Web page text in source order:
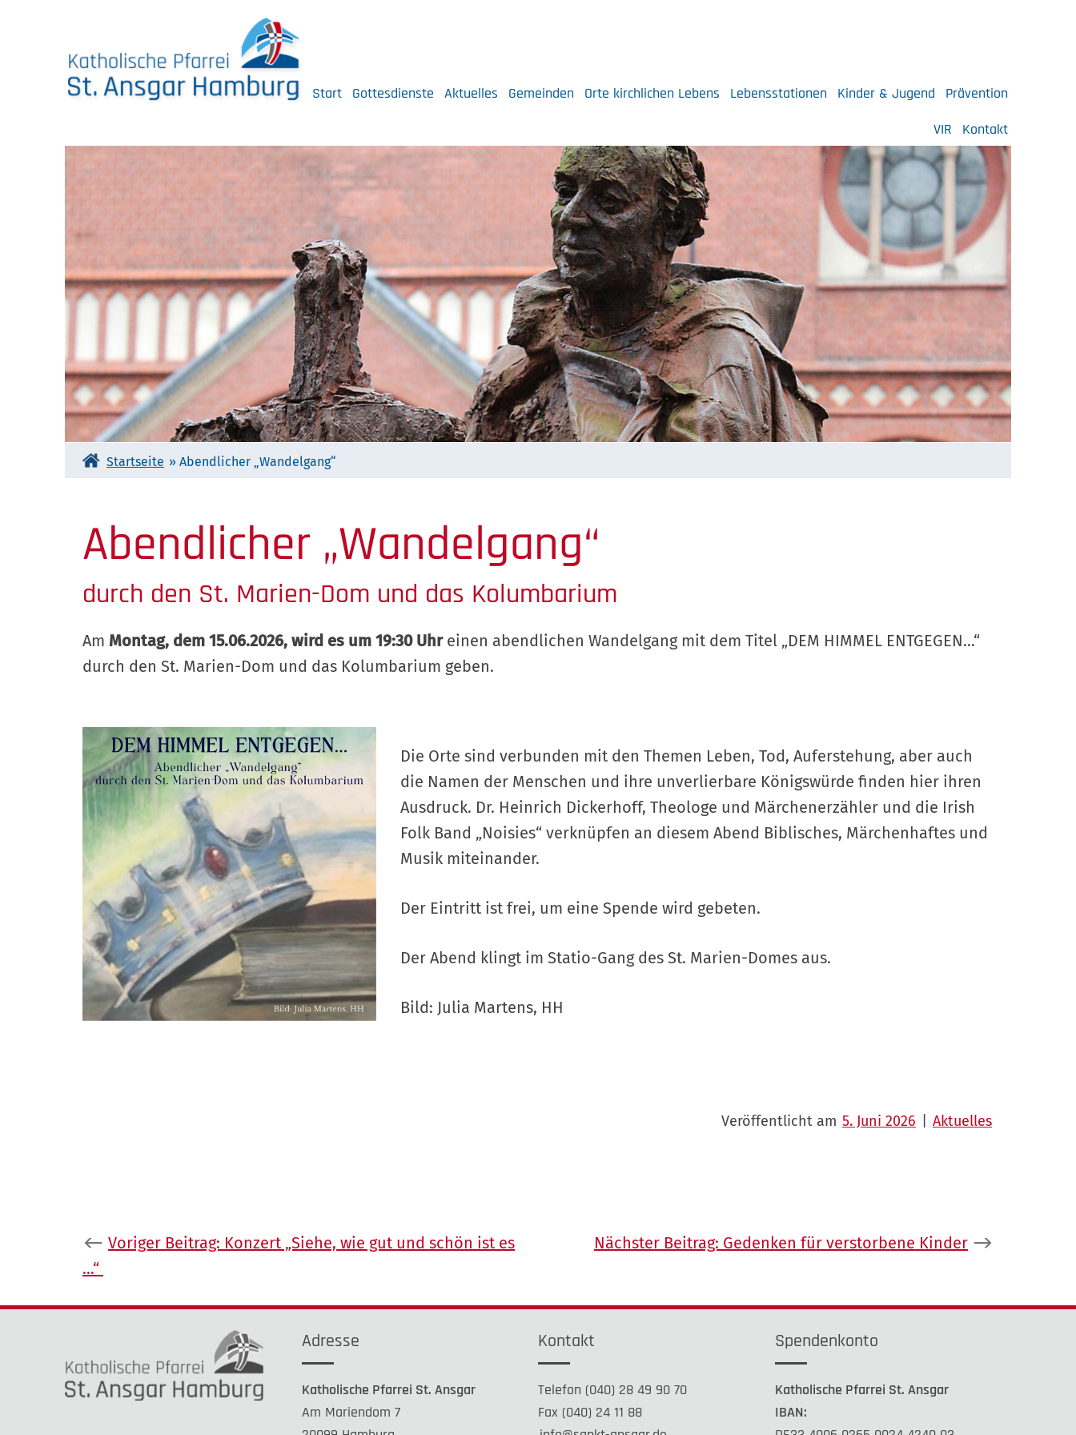
Katholische Pfarrei St. Ansgar Hamburg
Start Gottesdienste Aktuelles Gemeinden Orte kirchlichen Lebens Lebensstationen Kinder & Jugend
Prävention
VIR
Kontakt
Startseite » Abendlicher „Wandelgang“
Abendlicher „Wandelgang“
durch den St. Marien-Dom und das Kolumbarium
Am Montag, dem 15.06.2026, wird es um 19:30 Uhreinen abendlichen Wandelgang mit dem Titel „DEM HIMMEL ENTGEGEN…“
durch den St. Marien-Dom und das Kolumbarium geben.
Die Orte sind verbunden mit den Themen Leben, Tod, Auferstehung, aber auch
die Namen der Menschen und ihre unverlierbare Königswürde finden hier ihren
Ausdruck. Dr. Heinrich Dickerhoff, Theologe und Märchenerzähler und die Irish
Folk Band „Noisies“ verknüpfen an diesem Abend Biblisches, Märchenhaftes und
Musik miteinander.
Der Eintritt ist frei, um eine Spende wird gebeten.
Der Abend klingt im Statio-Gang des St. Marien-Domes aus.
Bild: Julia Martens, HH
Veröffentlicht am 5. Juni 2026 Aktuelles
Beitragsnavigation
Voriger Beitrag: Konzert „Siehe, wie gut und schön ist es
…“
Nächster Beitrag: Gedenken für verstorbene Kinder
Adresse
Katholische Pfarrei St. Ansgar
Am Mariendom 7
Kontakt
Telefon (040) 28 49 90 70
Fax (040) 24 11 88
Spendenkonto
Katholische Pfarrei St. Ansgar
IBAN: